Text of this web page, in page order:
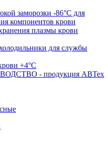
заморозки -86°С для
компонентов крови
плазмы крови
для службы
+4°С
- продукция АВТех